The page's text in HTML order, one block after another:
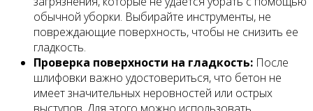
обычной уборки. Выбирайте инструменты, не
повреждающие поверхность, чтобы не снизить ее
гладкость.
Проверка поверхности на гладкость: После
шлифовки важно удостовериться, что бетон не
имеет значительных неровностей или острых